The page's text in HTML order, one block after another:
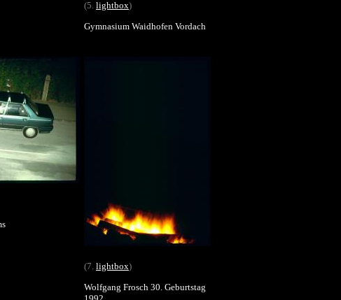
(5. lightbox)
Gymnasium Waidhofen Vordach
(7. lightbox)
Wolfgang Frosch 30. Geburtstag